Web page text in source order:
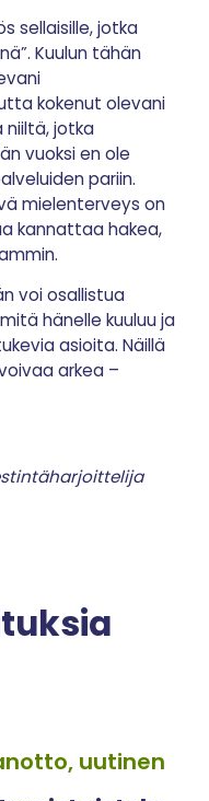
sellaisille, jotka
Kuulun tähän
kokenut olevani
niiltä, jotka
vuoksi en ole
pariin.
mielenterveys on
kannattaa hakea,
voi osallistua
hänelle kuuluu ja
asioita. Näillä
arkea –
uutinen